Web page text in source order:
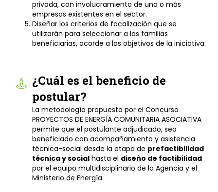
privada, con involucramiento de una o más
empresas existentes en el sector.
Diseñar los criterios de focalización que se
utilizarán para seleccionar a las familias
beneficiarias, acorde a los objetivos de la iniciativa.
¿Cuál es el beneficio de
postular?
La metodología propuesta por el Concurso
PROYECTOS DE ENERGÍA COMUNITARIA ASOCIATIVA
permite que el postulante adjudicado, sea
beneficiado con acompañamiento y asistencia
técnica-social desde la etapa de prefactibilidad
técnica y social hasta el diseño de factibilidad
por el equipo multidisciplinario de la Agencia y el
Ministerio de Energía.